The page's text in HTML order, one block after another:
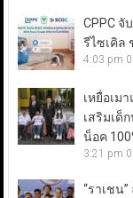
CPPC จั
รีไซเคิล
4:03 pm
เหยื่อเม
เสริมเด็
น็อค
3:21 pm
“ราเชน